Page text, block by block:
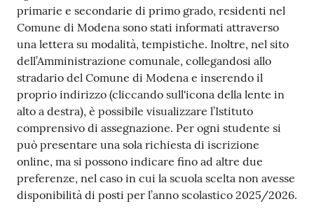
primarie e secondarie di primo grado, residenti nel
Comune di Modena sono stati informati attraverso
una lettera su modalità, tempistiche. Inoltre, nel sito
dell’Amministrazione comunale, collegandosi allo
stradario del Comune di Modena e inserendo il
proprio indirizzo (cliccando sull'icona della lente in
alto a destra), è possibile visualizzare l’Istituto
comprensivo di assegnazione. Per ogni studente si
può presentare una sola richiesta di iscrizione
online, ma si possono indicare fino ad altre due
preferenze, nel caso in cui la scuola scelta non avesse
disponibilità di posti per l’anno scolastico 2025/2026.